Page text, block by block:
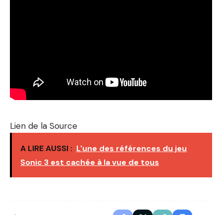
Lien de la Source
A LIRE AUSSI : L'une des références du jeu
Sonic 3 est cachée à la vue de tous